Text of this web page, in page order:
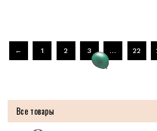
← 1 2 3 … 22
Все товары